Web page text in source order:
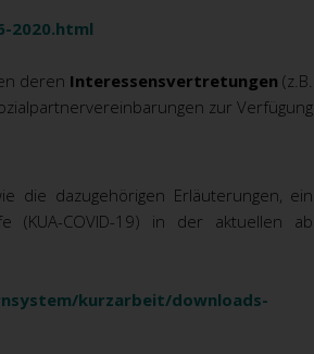
2020.html
deren Interessensvertretungen (z.B.
zur Verfügung
die dazugehörigen Erläuterungen, ein
COVID-19) in der aktuellen ab
kurzarbeit/downloads-